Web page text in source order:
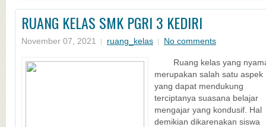
RUANG KELAS SMK PGRI 3 KEDIRI
November 07, 2021 ruang_kelas No comments
Ruang kelas yang
merupakan salah satu aspek
yang dapat mendukung
terciptanya suasana belajar
mengajar yang kondusif. Hal
demikian dikarenakan siswa